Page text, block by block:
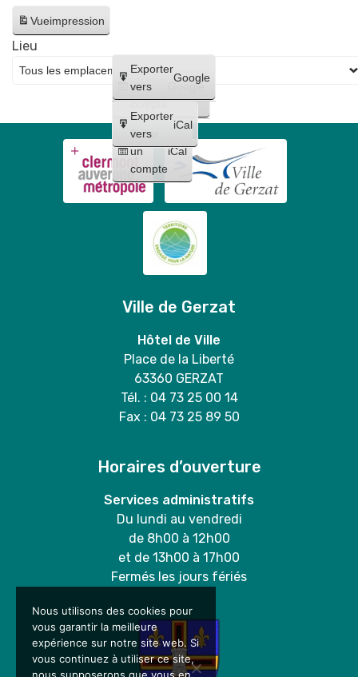
Vueimpression
Créer
un
compte
Google
Créer
un
compte
iCal
Exporter
vers
Google
Exporter
vers
iCal
Lieu
Ville de Gerzat
Hôtel de Ville
Place de la Liberté
63360 GERZAT
Tél. : 04 73 25 00 14
Fax : 04 73 25 89 50
Horaires d’ouverture
Services administratifs
Du lundi au vendredi
de 8h00 à 12h00
et de 13h00 à 17h00
Fermés les jours fériés
Nous utilisons des cookies pour
vous garantir la meilleure
expérience sur notre site web. Si
vous continuez à utiliser ce site,